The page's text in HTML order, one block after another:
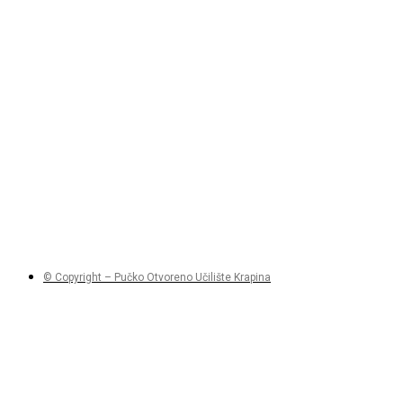
© Copyright – Pučko Otvoreno Učilište Krapina